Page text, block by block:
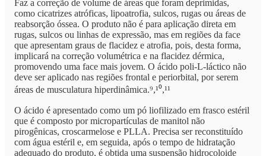
Faz a correção de volume de áreas que foram deprimidas,
como cicatrizes atróficas, lipoatrofia, sulcos, rugas ou áreas de
reabsorção óssea. O produto não é para aplicação direta em
rugas, sulcos ou linhas de expressão, mas em regiões da face
que apresentam graus de flacidez e atrofia, pois, desta forma,
implicará na correção volumétrica e na flacidez dérmica,
promovendo uma face mais jovem. O ácido poli-L-láctico não
deve ser aplicado nas regiões frontal e periorbital, por serem
áreas de musculatura hiperdinâmica.⁹,¹⁰,¹¹
O ácido é apresentado como um pó liofilizado em frasco estéril
que é composto por micropartículas de manitol não
pirogênicas, croscarmelose e PLLA. Precisa ser reconstituído
com água estéril e, em seguida, após o tempo de hidratação
adequado do produto, é obtida uma suspensão hidrocoloide